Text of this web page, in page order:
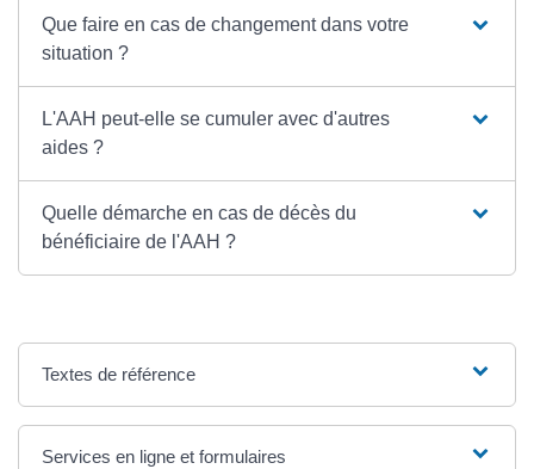
Que faire en cas de changement dans votre
situation ?
L'AAH peut-elle se cumuler avec d'autres
aides ?
Quelle démarche en cas de décès du
bénéficiaire de l'AAH ?
Textes de référence
Services en ligne et formulaires